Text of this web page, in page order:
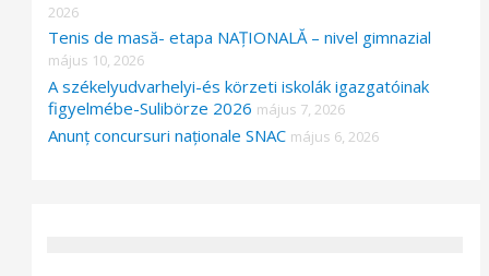
2026
Tenis de masă- etapa NAȚIONALĂ – nivel gimnazial
május 10, 2026
A székelyudvarhelyi-és körzeti iskolák igazgatóinak
figyelmébe-Sulibörze 2026 május 7, 2026
Anunț concursuri naționale SNAC május 6, 2026